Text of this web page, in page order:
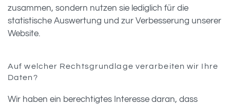
zusammen, sondern nutzen sie lediglich für die
statistische Auswertung und zur Verbesserung unserer
Website.
Auf welcher Rechtsgrundlage verarbeiten wir Ihre
Daten?
Wir haben ein berechtigtes Interesse daran, dass